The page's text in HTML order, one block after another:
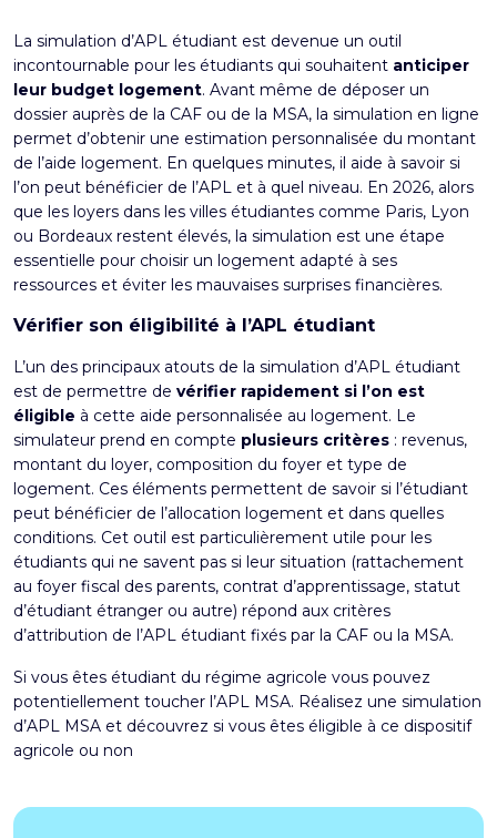
La simulation d’APL étudiant est devenue un outil
incontournable pour les étudiants qui souhaitent anticiper
leur budget logement. Avant même de déposer un
dossier auprès de la CAF ou de la MSA, la simulation en ligne
permet d’obtenir une estimation personnalisée du montant
de l’aide logement. En quelques minutes, il aide à savoir si
l’on peut bénéficier de l’APL et à quel niveau. En 2026, alors
que les loyers dans les villes étudiantes comme Paris, Lyon
ou Bordeaux restent élevés, la simulation est une étape
essentielle pour choisir un logement adapté à ses
ressources et éviter les mauvaises surprises financières.
Vérifier son éligibilité à l’APL étudiant
L’un des principaux atouts de la simulation d’APL étudiant
est de permettre de vérifier rapidement si l’on est
éligible à cette aide personnalisée au logement. Le
simulateur prend en compte plusieurs critères : revenus,
montant du loyer, composition du foyer et type de
logement. Ces éléments permettent de savoir si l’étudiant
peut bénéficier de l’allocation logement et dans quelles
conditions. Cet outil est particulièrement utile pour les
étudiants qui ne savent pas si leur situation (rattachement
au foyer fiscal des parents, contrat d’apprentissage, statut
d’étudiant étranger ou autre) répond aux critères
d’attribution de l’APL étudiant fixés par la CAF ou la MSA.
Si vous êtes étudiant du régime agricole vous pouvez
potentiellement toucher l’APL MSA. Réalisez une simulation
d’APL MSA et découvrez si vous êtes éligible à ce dispositif
agricole ou non